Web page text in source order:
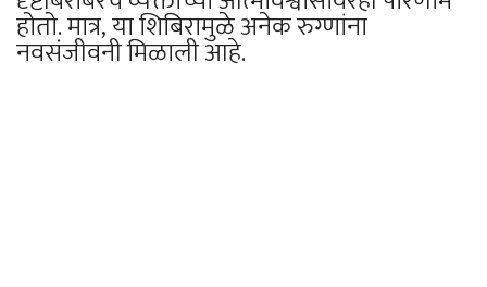
होतो. मात्र, या शिबिरामुळे अनेक रुग्णांना
नवसंजीवनी मिळाली आहे.